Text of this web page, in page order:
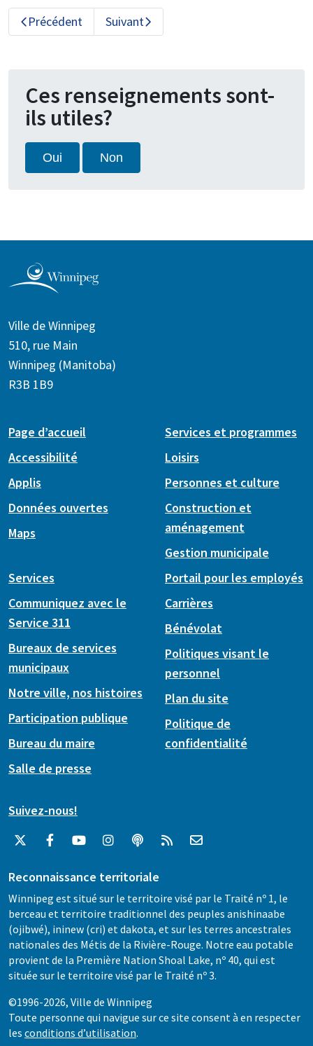
Précédent Suivant
Ces renseignements sont-
ils utiles?
Oui Non
Ville de Winnipeg
510, rue Main
Winnipeg (Manitoba)
R3B 1B9
Page d’accueil
Accessibilité
Applis
Données ouvertes
Maps
Services et programmes
Loisirs
Personnes et culture
Construction et
aménagement
Gestion municipale
Services
Communiquez avec le
Service 311
Bureaux de services
municipaux
Notre ville, nos histoires
Participation publique
Bureau du maire
Salle de presse
Portail pour les employés
Carrières
Bénévolat
Politiques visant le
personnel
Plan du site
Politique de
confidentialité
Suivez-nous!
Reconnaissance territoriale
Winnipeg est situé sur le territoire visé par le Traité nº 1, le
berceau et territoire traditionnel des peuples anishinaabe
(ojibwé), ininew (cri) et dakota, et sur les terres ancestrales
nationales des Métis de la Rivière-Rouge. Notre eau potable
provient de la Première Nation Shoal Lake, nº 40, qui est
située sur le territoire visé par le Traité nº 3.
©1996-2026, Ville de Winnipeg
Toute personne qui navigue sur ce site consent à en respecter
les conditions d’utilisation.